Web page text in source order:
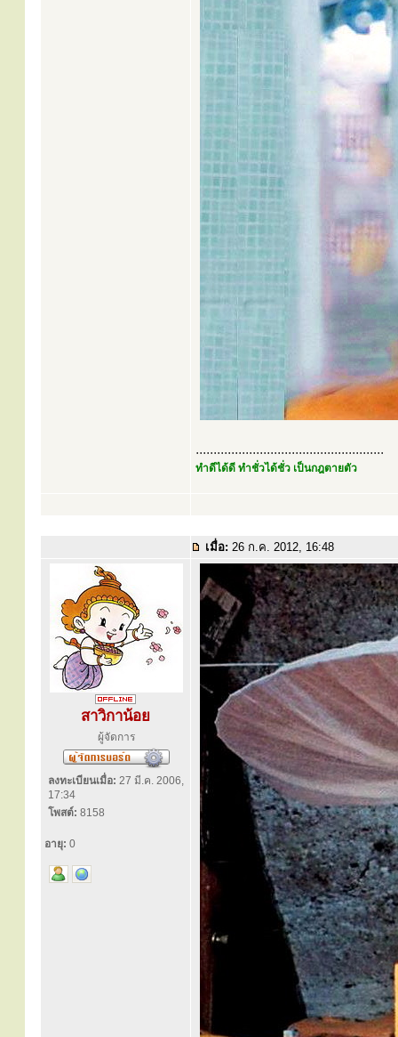
.....................................................
ทำดีได้ดี ทำชั่วได้ชั่ว เป็นกฎตายตัว
เมื่อ: 26 ก.ค. 2012, 16:48
สาวิกาน้อย
ผู้จัดการ
ลงทะเบียนเมื่อ: 27 มี.ค. 2006,
17:34
โพสต์: 8158
อายุ: 0